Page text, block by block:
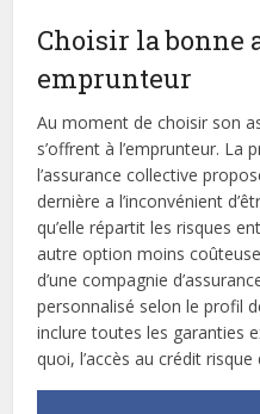
Choisir la bonne
emprunteur
Au moment de choisir son
s’offrent à l’emprunteur. La
l’assurance collective
dernière a l’inconvénient
qu’elle répartit les risques
autre option moins
d’une compagnie
personnalisé selon le profil
inclure toutes les garanties
quoi, l’accès au crédit risque